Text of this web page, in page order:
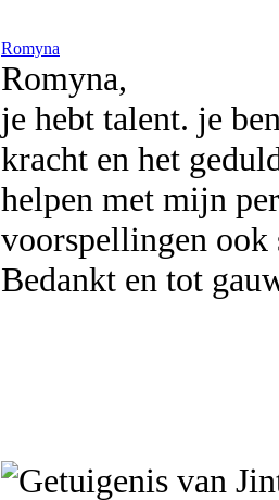
Romyna
Romyna,
je hebt talent. je
kracht en het
helpen met mijn
voorspellingen ook
Bedankt en tot